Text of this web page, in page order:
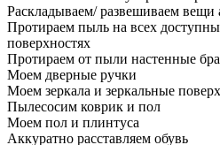
Раскладываем/ развешиваем вещи
Протираем пыль на всех
поверхностях
Протираем от пыли настенные бра
Моем дверные ручки
Моем зеркала и зеркальные
Пылесосим коврик и пол
Моем пол и плинтуса
Аккуратно расставляем обувь